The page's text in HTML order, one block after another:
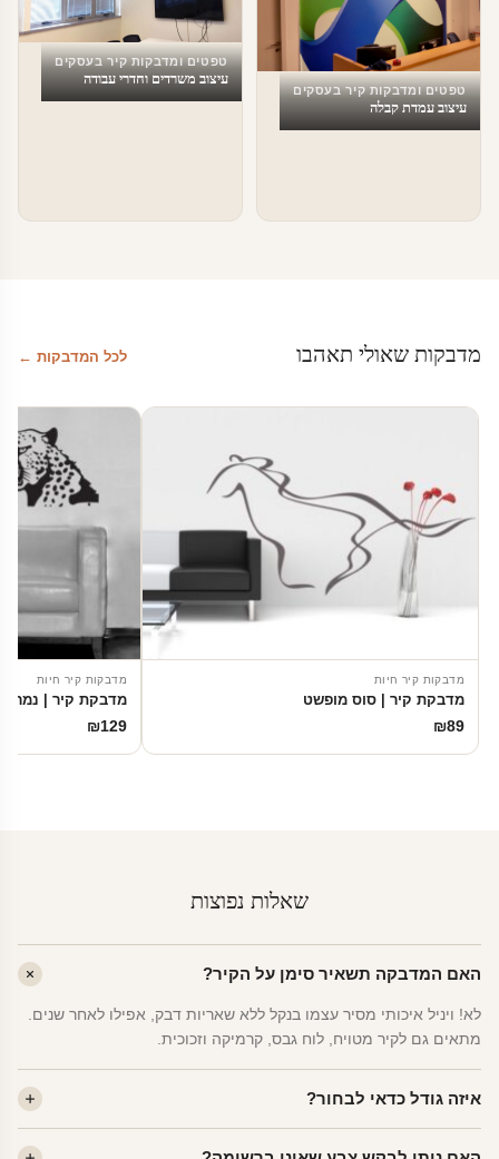
טפטים ומדבקות קיר בעסקים
עיצוב עמדת קבלה
טפטים ומדבקות קיר בעסקים
עיצוב משרדים וחדרי עבודה
מדבקות שאולי תאהבו לכל המדבקות ←
מדבקות קיר חיות
מדבקת קיר | סוס מופשט
₪89
מדבקות קיר חיות
מדבקת קיר | נמרים
₪129
שאלות נפוצות
האם המדבקה תשאיר סימן על הקיר?
לא! ויניל איכותי מסיר עצמו בנקל ללא שאריות דבק, אפילו לאחר שנים.
מתאים גם לקיר מטויח, לוח גבס, קרמיקה וזכוכית.
איזה גודל כדאי לבחור?